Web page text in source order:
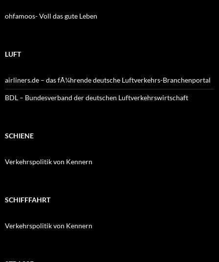
ohfamoos- Voll das gute Leben
LUFT
airliners.de – das fÃ¼hrende deutsche Luftverkehrs-Branchenportal
BDL – Bundesverband der deutschen Luftverkehrswirtschaft
SCHIENE
Verkehrspolitik von Kennern
SCHIFFFAHRT
Verkehrspolitik von Kennern